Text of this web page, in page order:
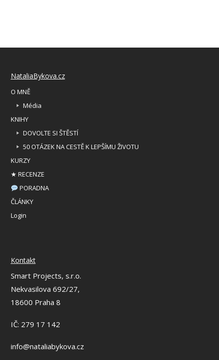
NataliaBykova.cz
O MNĚ
Média
KNIHY
DOVOLTE SI ŠTĚSTÍ
50 OTÁZEK NA CESTĚ K LEPŠÍMU ŽIVOTU
KURZY
★ RECENZE
PORADNA
ČLÁNKY
Login
Kontakt
Smart Projects, s.r.o.
Nekvasilova 692/27,
18600 Praha 8
IČ: 279 17 142
info@nataliabykova.cz